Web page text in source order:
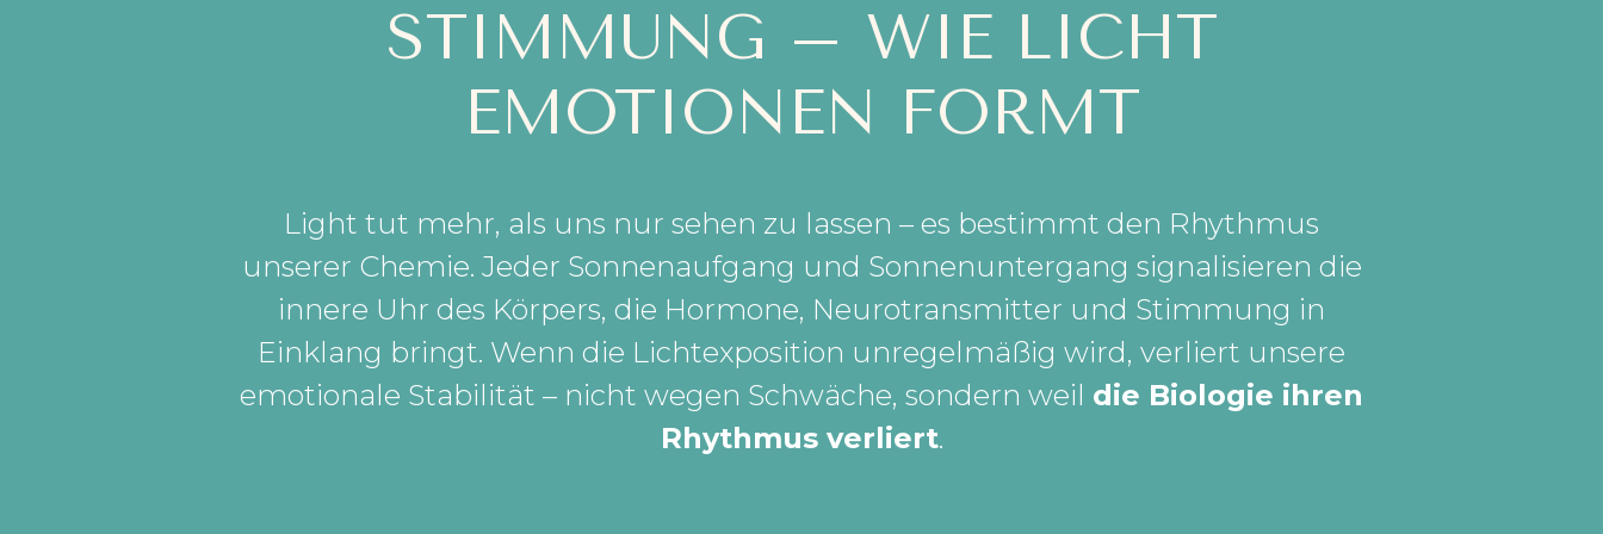
STIMMUNG – WIE LICHT
EMOTIONEN FORMT
Light tut mehr, als uns nur sehen zu lassen – es bestimmt den Rhythmus
unserer Chemie. Jeder Sonnenaufgang und Sonnenuntergang signalisieren die
innere Uhr des Körpers, die Hormone, Neurotransmitter und Stimmung in
Einklang bringt. Wenn die Lichtexposition unregelmäßig wird, verliert unsere
emotionale Stabilität – nicht wegen Schwäche, sondern weil die Biologie ihren
Rhythmus verliert.